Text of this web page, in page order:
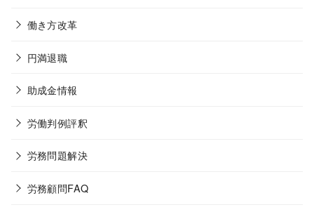
働き方改革
円満退職
助成金情報
労働判例評釈
労務問題解決
労務顧問FAQ